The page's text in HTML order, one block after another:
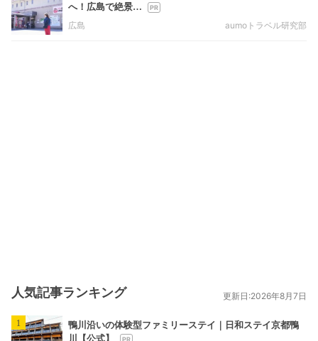
へ！広島で絶景…
広島
aumoトラベル研究部
人気記事ランキング 更新日:2026年8月7日
1
鴨川沿いの体験型ファミリーステイ｜日和ステイ京都鴨
川【公式】